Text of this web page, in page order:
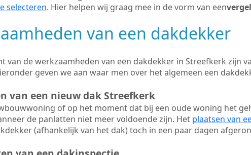
selecteren. Hier helpen wij graag mee in de vorm van een
van een dakdekker
van de werkzaamheden van een dakdekker in Streefkerk zijn
geven we aan waar men over het algemeen een
van een nieuw dak Streefkerk
of op het moment dat bij een oude woning het
de panlatten niet meer voldoende zijn. Het plaatsen van
(afhankelijk van het dak) toch in een paar dagen